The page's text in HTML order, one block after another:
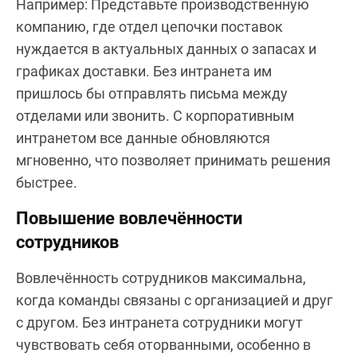
Например: Представьте производственную
компанию, где отдел цепочки поставок
нуждается в актуальных данных о запасах и
графиках доставки. Без интранета им
пришлось бы отправлять письма между
отделами или звонить. С корпоративным
интранетом все данные обновляются
мгновенно, что позволяет принимать решения
быстрее.
Повышение вовлечённости
сотрудников
Вовлечённость сотрудников максимальна,
когда команды связаны с организацией и друг
с другом. Без интранета сотрудники могут
чувствовать себя оторванными, особенно в